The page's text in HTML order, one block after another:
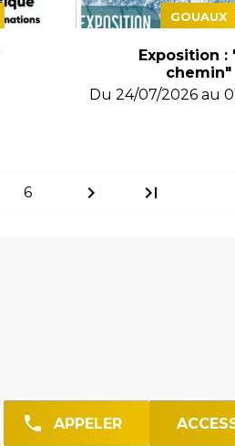
GOUAUX
Exposition :
chemin"
Du 24/07/2026au
6 chevron_right last_page
APPELER